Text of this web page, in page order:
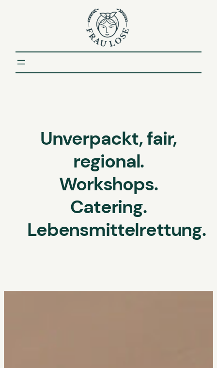
Unverpackt, fair,
regional.
Workshops.
Catering.
Lebensmittelrettung.